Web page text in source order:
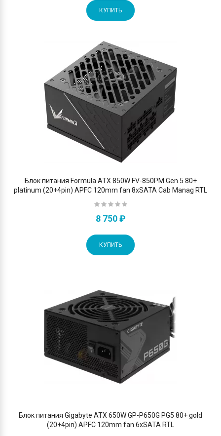
КУПИТЬ
Блок питания Formula ATX 850W FV-850PM Gen.5 80+
platinum (20+4pin) APFC 120mm fan 8xSATA Cab Manag RTL
8 750 ₽
КУПИТЬ
Блок питания Gigabyte ATX 650W GP-P650G PG5 80+ gold
(20+4pin) APFC 120mm fan 6xSATA RTL